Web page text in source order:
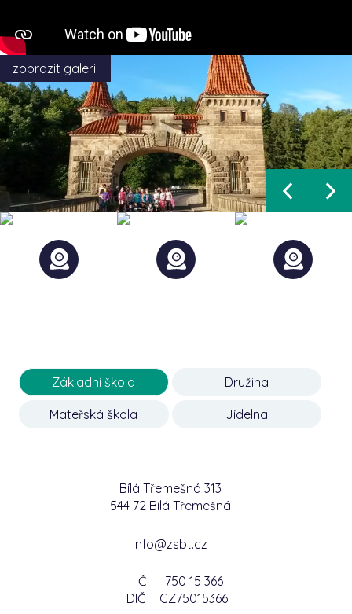
zobrazit galerii
Základní škola Družina
Mateřská škola Jídelna
Bílá Třemešná 313
544 72 Bílá Třemešná
info@zsbt.cz
IČ
750 15 366
DIČ
CZ75015366